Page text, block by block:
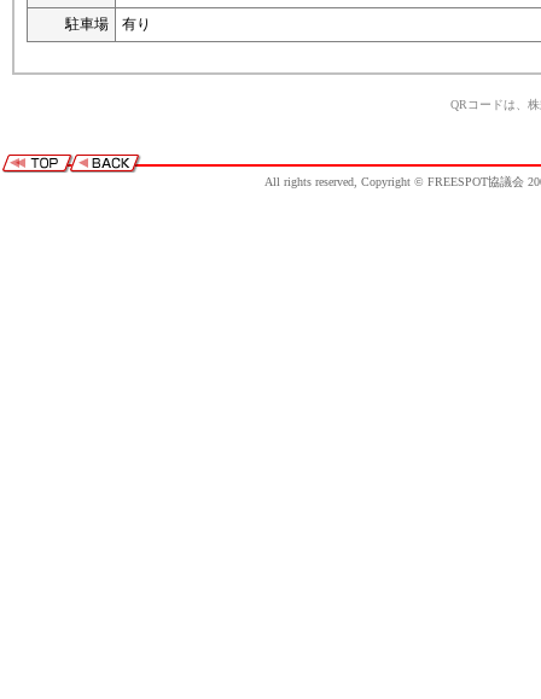
駐車場
有り
QRコードは、
All rights reserved, Copyright © FREESPOT協議会